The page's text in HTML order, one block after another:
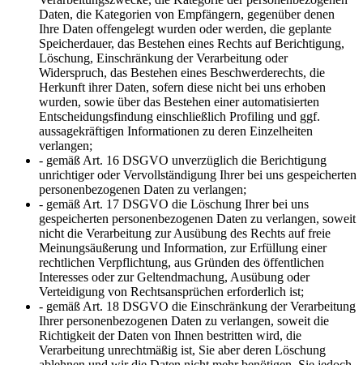
Daten, die Kategorien von Empfängern, gegenüber denen
Ihre Daten offengelegt wurden oder werden, die geplante
Speicherdauer, das Bestehen eines Rechts auf Berichtigung,
Löschung, Einschränkung der Verarbeitung oder
Widerspruch, das Bestehen eines Beschwerderechts, die
Herkunft ihrer Daten, sofern diese nicht bei uns erhoben
wurden, sowie über das Bestehen einer automatisierten
Entscheidungsfindung einschließlich Profiling und ggf.
aussagekräftigen Informationen zu deren Einzelheiten
verlangen;
- gemäß Art. 16 DSGVO unverzüglich die Berichtigung
unrichtiger oder Vervollständigung Ihrer bei uns gespeicherten
personenbezogenen Daten zu verlangen;
- gemäß Art. 17 DSGVO die Löschung Ihrer bei uns
gespeicherten personenbezogenen Daten zu verlangen, soweit
nicht die Verarbeitung zur Ausübung des Rechts auf freie
Meinungsäußerung und Information, zur Erfüllung einer
rechtlichen Verpflichtung, aus Gründen des öffentlichen
Interesses oder zur Geltendmachung, Ausübung oder
Verteidigung von Rechtsansprüchen erforderlich ist;
- gemäß Art. 18 DSGVO die Einschränkung der Verarbeitung
Ihrer personenbezogenen Daten zu verlangen, soweit die
Richtigkeit der Daten von Ihnen bestritten wird, die
Verarbeitung unrechtmäßig ist, Sie aber deren Löschung